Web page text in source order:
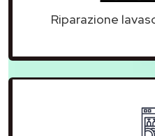
Riparazione